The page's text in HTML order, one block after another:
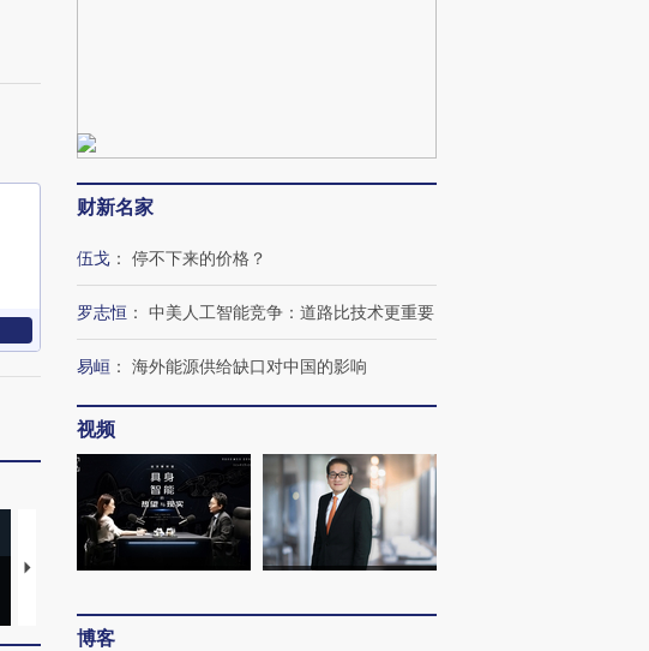
马航飞行员跨国走私7万
视线｜被称为“蟑螂”的印
育部长拱下台
视线｜“入侵”还是“人道危
飞地休达
财新名家
伍戈 ： 停不下来的价格？
罗志恒 ： 中美人工智能竞争：道路比技术更重要
易峘 ： 海外能源供给缺口对中国的影响
视频
博客